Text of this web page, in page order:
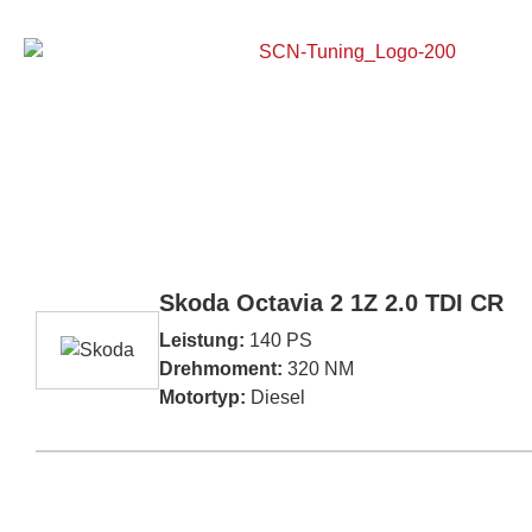
Skoda Octavia 2 1Z 2.0 TDI CR
Leistung: 140 PS
Drehmoment: 320 NM
Motortyp: Diesel